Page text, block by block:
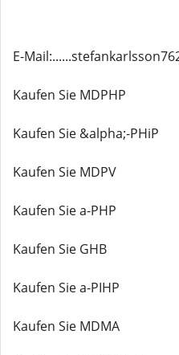
E-
Kaufen Sie MDPHP
Kaufen Sie &alpha;-PHiP
Kaufen Sie MDPV
Kaufen Sie a-PHP
Kaufen Sie GHB
Kaufen Sie a-PIHP
Kaufen Sie MDMA